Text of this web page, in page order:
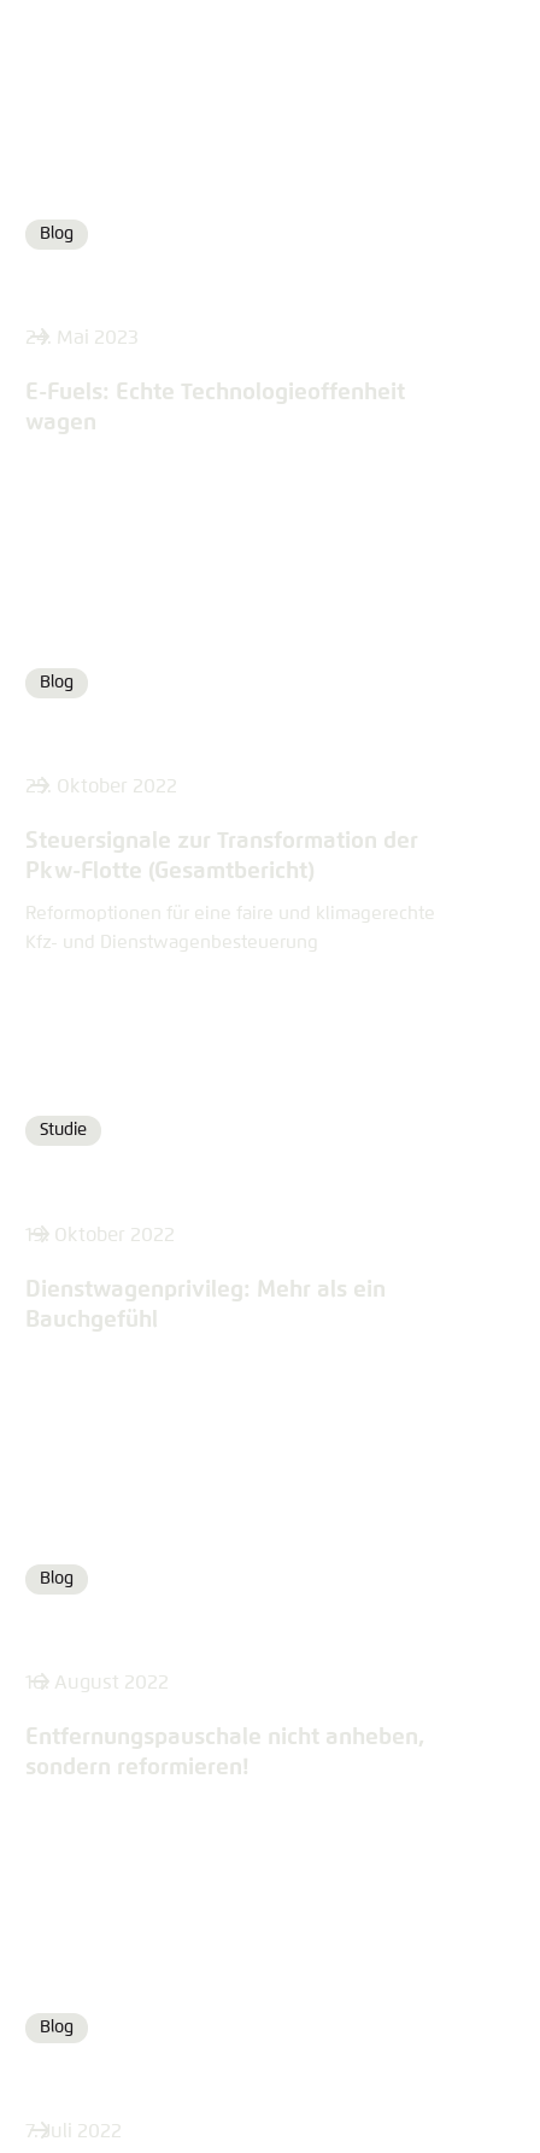
Format
Blog
24. Mai 2023
E-Fuels: Echte Technologieoffenheit
wagen
Format
Blog
25. Oktober 2022
Steuersignale zur Transformation der
Pkw-Flotte (Gesamtbericht)
Reformoptionen für eine faire und klimagerechte
Kfz- und Dienstwagenbesteuerung
Format
Studie
19. Oktober 2022
Dienstwagenprivileg: Mehr als ein
Bauchgefühl
Format
Blog
16. August 2022
Entfernungspauschale nicht anheben,
sondern reformieren!
Format
Blog
7. Juli 2022